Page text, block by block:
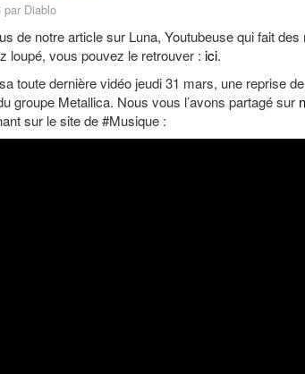
par Diablo
de notre article sur Luna, Youtubeuse qui fait
loupé, vous pouvez le retrouver : ici.
toute dernière vidéo jeudi 31 mars, une reprise
groupe Metallica. Nous vous l’avons partagé sur
sur le site de #Musique :